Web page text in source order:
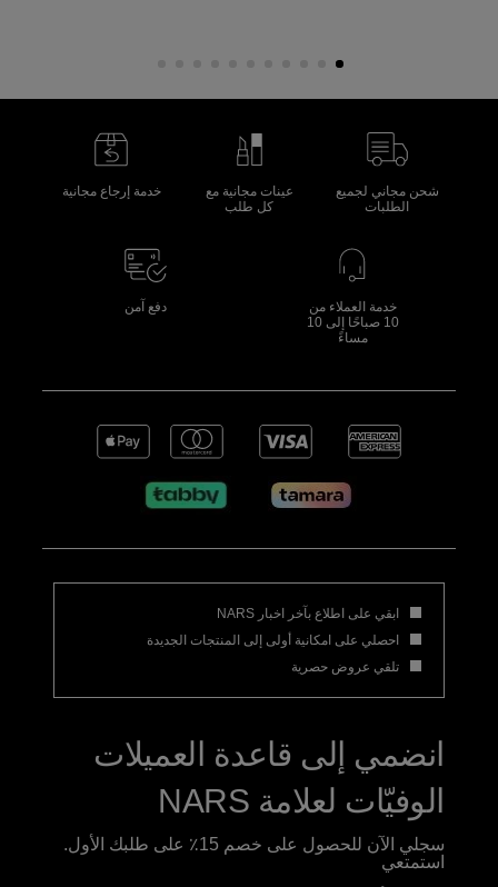
شحن مجاني لجميع
الطلبات
عينات مجانية مع
كل طلب
خدمة إرجاع مجانية
خدمة العملاء من
10 صباحًا إلى 10
مساءً
دفع آمن
ابقي على اطلاع بآخر اخبار NARS
احصلي على امكانية أولى إلى المنتجات الجديدة
تلقي عروض حصرية
انضمي إلى قاعدة العميلات
الوفيّات لعلامة NARS
سجلي الآن للحصول على خصم 15٪ على طلبك الأول.
استمتعي